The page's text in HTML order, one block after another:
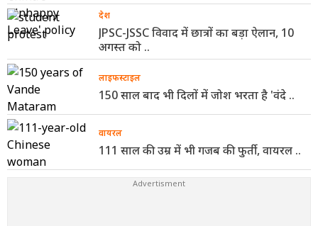
देश
JPSC-JSSC विवाद में छात्रों का बड़ा ऐलान, 10
अगस्त को ..
लाइफस्टाइल
150 साल बाद भी दिलों में जोश भरता है 'वंदे ..
वायरल
111 साल की उम्र में भी गजब की फुर्ती, वायरल ..